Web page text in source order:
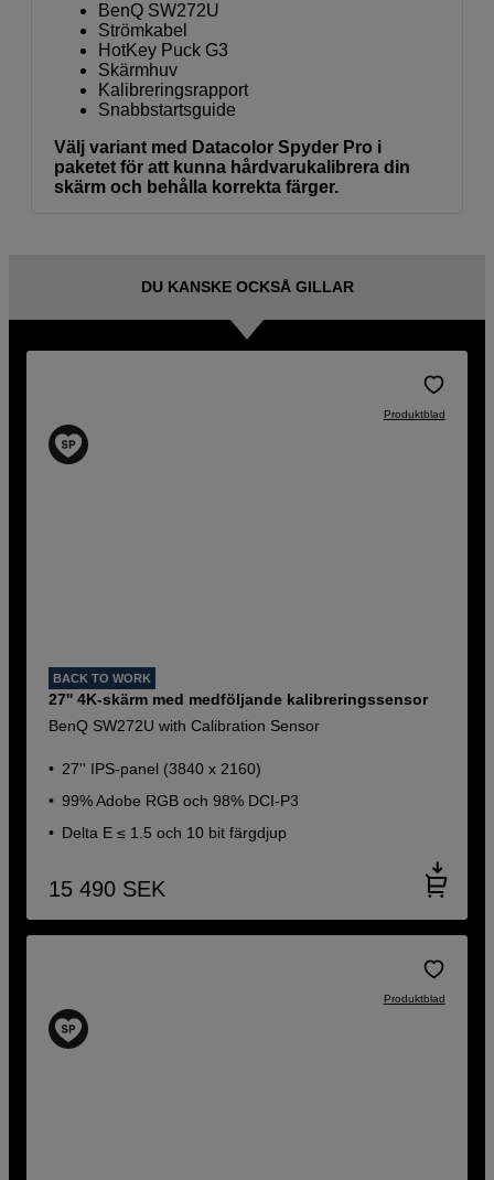
BenQ SW272U
Strömkabel
HotKey Puck G3
Skärmhuv
Kalibreringsrapport
Snabbstartsguide
Välj variant med Datacolor Spyder Pro i
paketet för att kunna hårdvarukalibrera din
skärm och behålla korrekta färger.
DU KANSKE OCKSÅ GILLAR
Produktblad
BACK TO WORK
27'' 4K-skärm med medföljande kalibreringssensor
BenQ SW272U with Calibration Sensor
27'' IPS-panel (3840 x 2160)
99% Adobe RGB och 98% DCI-P3
Delta E ≤ 1.5 och 10 bit färgdjup
15 490 SEK
Produktblad